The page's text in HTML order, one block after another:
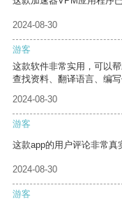
2024-08-30
游客
这款软件非常实用，可以
查找资料、翻译语言、编写
2024-08-30
游客
这款app的用户评论非常真
2024-08-30
游客